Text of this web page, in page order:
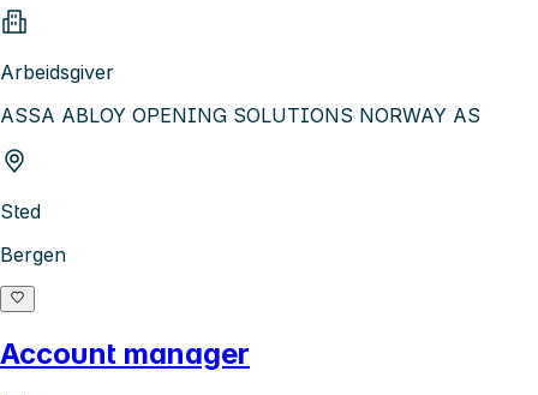
Arbeidsgiver
ASSA ABLOY OPENING SOLUTIONS NORWAY AS
Sted
Bergen
Account manager